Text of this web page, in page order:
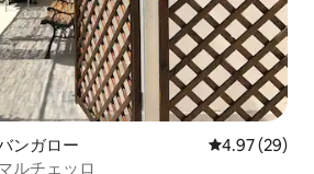
ンガロー レビュー29
4.97 (29)
ルチェッロ